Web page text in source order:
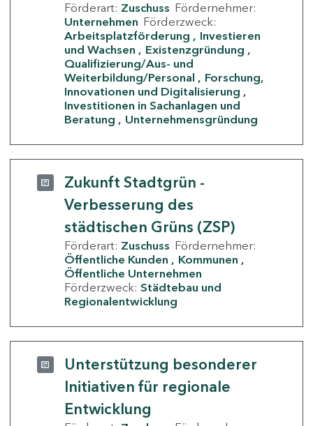
Förderart: Zuschuss Fördernehmer:
Unternehmen Förderzweck:
Arbeitsplatzförderung
Investieren
und Wachsen
Existenzgründung
Qualifizierung/Aus- und
Weiterbildung/Personal
Forschung,
Innovationen und Digitalisierung
Investitionen in Sachanlagen und
Beratung
Unternehmensgründung
Zukunft Stadtgrün -
Verbesserung des
städtischen Grüns (ZSP)
Förderart: Zuschuss Fördernehmer:
Öffentliche Kunden
Kommunen
Öffentliche Unternehmen
Förderzweck: Städtebau und
Regionalentwicklung
Unterstützung besonderer
Initiativen für regionale
Entwicklung